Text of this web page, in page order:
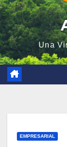
Una
EMPRESARIAL